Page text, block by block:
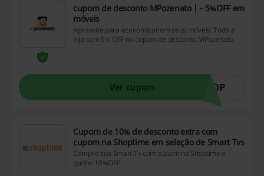
cupom de desconto MPozenato | - 5%OFF em
móveis
Aproveite para economizar em seus móveis. Toda a
loja com 5% OFF no cupom de desconto MPozenato
Ver cupom TOP
Cupom de 10% de desconto extra com
cupom na Shoptime em seleção de Smart Tvs
Compre sua Smart Tv com cupom na Shoptime e
ganhe 10%OFF